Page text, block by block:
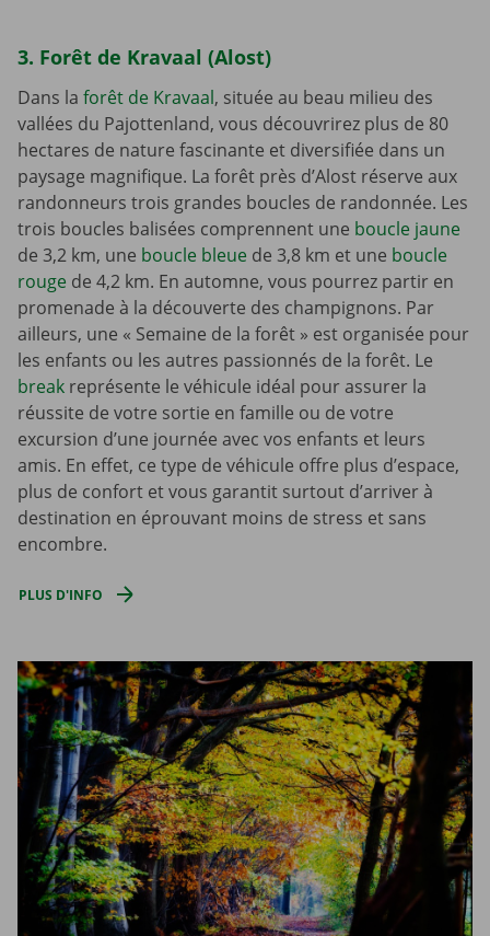
3. Forêt de Kravaal (Alost)
Dans la forêt de Kravaal, située au beau milieu des
vallées du Pajottenland, vous découvrirez plus de 80
hectares de nature fascinante et diversifiée dans un
paysage magnifique. La forêt près d’Alost réserve aux
randonneurs trois grandes boucles de randonnée. Les
trois boucles balisées comprennent une boucle jaune
de 3,2 km, une boucle bleue de 3,8 km et une boucle
rouge de 4,2 km. En automne, vous pourrez partir en
promenade à la découverte des champignons. Par
ailleurs, une « Semaine de la forêt » est organisée pour
les enfants ou les autres passionnés de la forêt. Le
break représente le véhicule idéal pour assurer la
réussite de votre sortie en famille ou de votre
excursion d’une journée avec vos enfants et leurs
amis. En effet, ce type de véhicule offre plus d’espace,
plus de confort et vous garantit surtout d’arriver à
destination en éprouvant moins de stress et sans
encombre.
PLUS D'INFO